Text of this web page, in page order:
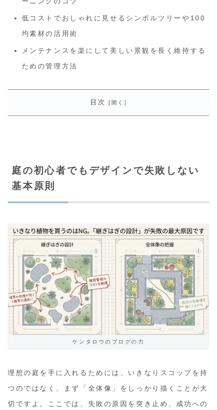
低コストでおしゃれに見せるシンボルツリーや100
均素材の活用術
メンテナンスを楽にして美しい景観を長く維持する
ための管理方法
目次
庭の初心者でもデザインで失敗しない
基本原則
ケンタロウのブログの力
理想の庭を手に入れるためには、いきなりスコップを持
つのではなく、まず「全体像」をしっかり描くことが大
切ですよ。ここでは、失敗の原因を突き止め、成功への